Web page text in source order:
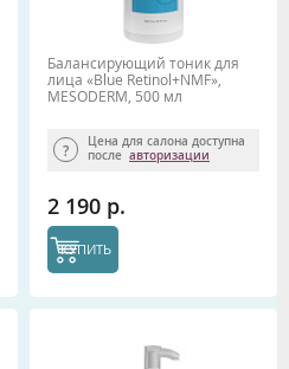
Балансирующий тоник для
лица «Blue Retinol+NMF»,
MESODERM, 500 мл
Цена для салона доступна
после авторизации
2 190 р.
КУПИТЬ